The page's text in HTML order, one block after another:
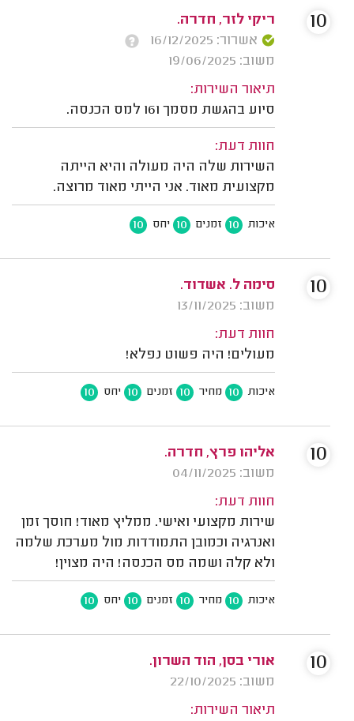
ריקי לזר, חדרה.
אשרור: 16/12/2025
משוב: 19/06/2025
תיאור השירות:
סיוע בהגשת מסמך 161 למס הכנסה.
חוות דעת:
השירות שלה היה מעולה והיא הייתה
מקצועית מאוד. אני הייתי מאוד מרוצה.
איכות 10 זמנים 10 יחס 10
10
סימה ל. אשדוד.
משוב: 13/11/2025
חוות דעת:
מעולים! היה פשוט נפלא!
איכות 10 מחיר 10 זמנים 10 יחס 10
10
אליהו פרץ, חדרה.
משוב: 04/11/2025
חוות דעת:
שירות מקצועי ואישי. ממליץ מאוד! חוסך זמן
ואנרגיה וכמובן התמודדות מול מערכת שלמה
ולא קלה ושמה מס הכנסה! היה מצוין!
איכות 10 מחיר 10 זמנים 10 יחס 10
10
אורי בסן, הוד השרון.
משוב: 22/10/2025
תיאור השירות:
10